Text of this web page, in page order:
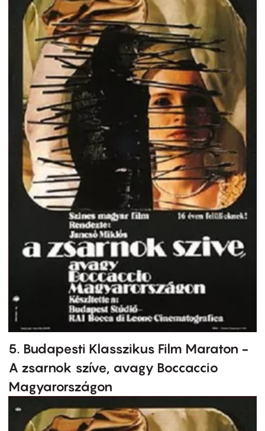
5. Budapesti Klasszikus Film Maraton -
A zsarnok szíve, avagy Boccaccio
Magyarországon